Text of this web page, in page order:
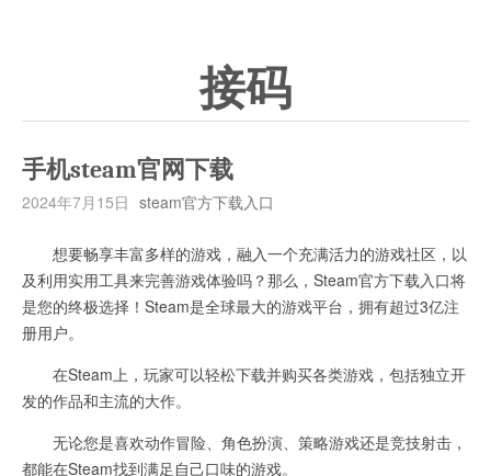
接码
手机steam官网下载
2024年7月15日 steam官方下载入口
想要畅享丰富多样的游戏，融入一个充满活力的游戏社区，以
及利用实用工具来完善游戏体验吗？那么，Steam官方下载入口将
是您的终极选择！Steam是全球最大的游戏平台，拥有超过3亿注
册用户。
在Steam上，玩家可以轻松下载并购买各类游戏，包括独立开
发的作品和主流的大作。
无论您是喜欢动作冒险、角色扮演、策略游戏还是竞技射击，
都能在Steam找到满足自己口味的游戏。